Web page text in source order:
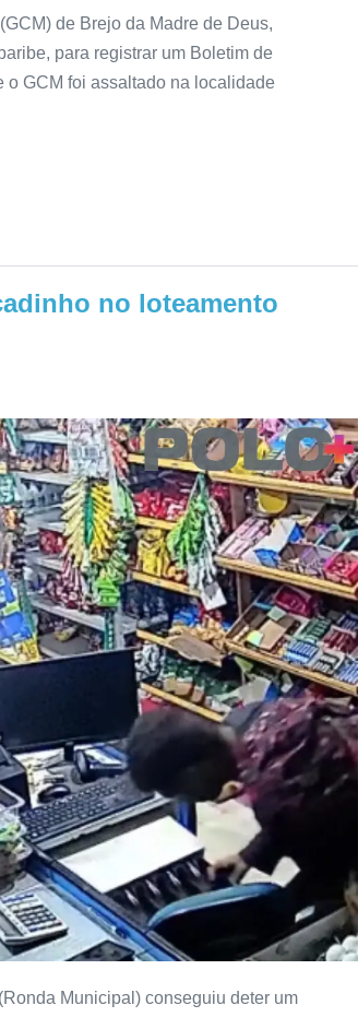
de Brejo da Madre de Deus,
para registrar um Boletim de
o GCM foi assaltado na localidade
no loteamento
Municipal) conseguiu deter um